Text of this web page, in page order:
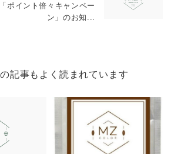
ポイント倍々キャンペー
ン」のお知...
記事もよく読まれています